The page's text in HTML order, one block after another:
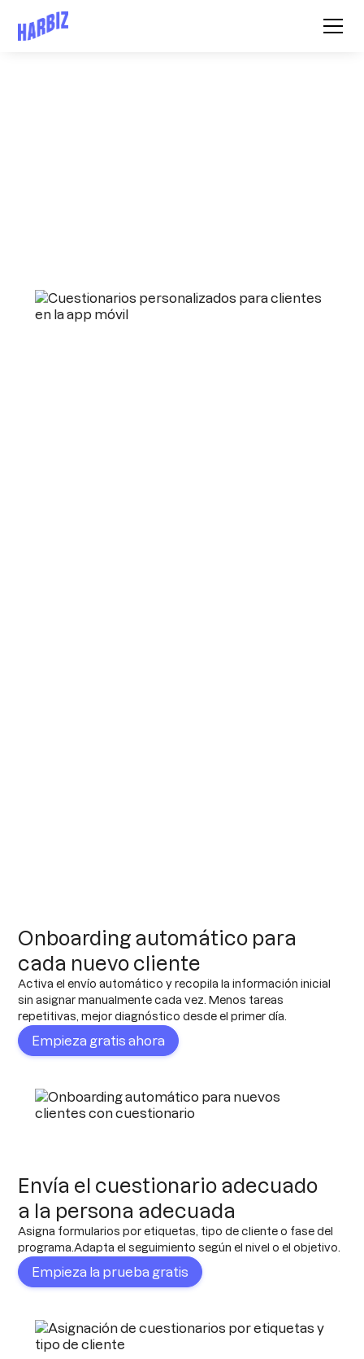
Onboarding automático para
cada nuevo cliente
Activa el envío automático y recopila la información inicial
sin asignar manualmente cada vez. Menos tareas
repetitivas, mejor diagnóstico desde el primer día.
Empieza gratis ahora
Envía el cuestionario adecuado
a la persona adecuada
Asigna formularios por etiquetas, tipo de cliente o fase del
programa.Adapta el seguimiento según el nivel o el objetivo.
Empieza la prueba gratis